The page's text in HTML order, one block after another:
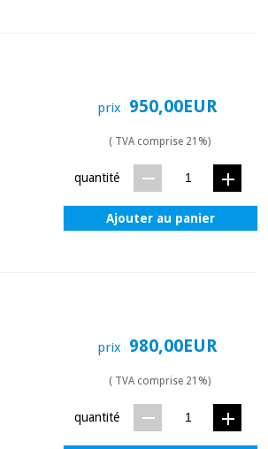
prix 950,00EUR
( TVA comprise 21%)
quantité
Ajouter au panier
prix 980,00EUR
( TVA comprise 21%)
quantité